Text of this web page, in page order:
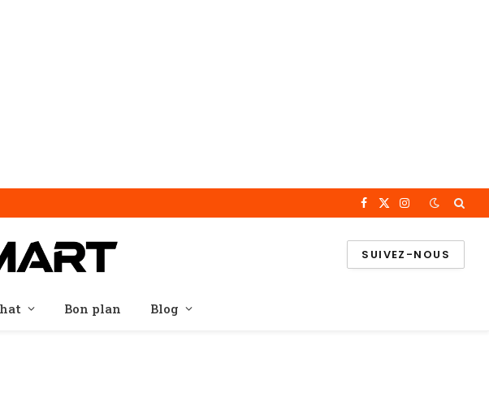
Facebook
X
Instagram
SUIVEZ-NOUS
Bon plan Blog